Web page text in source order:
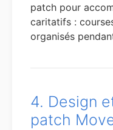
patch pour
caritatifs :
organisés
4. Design
patch